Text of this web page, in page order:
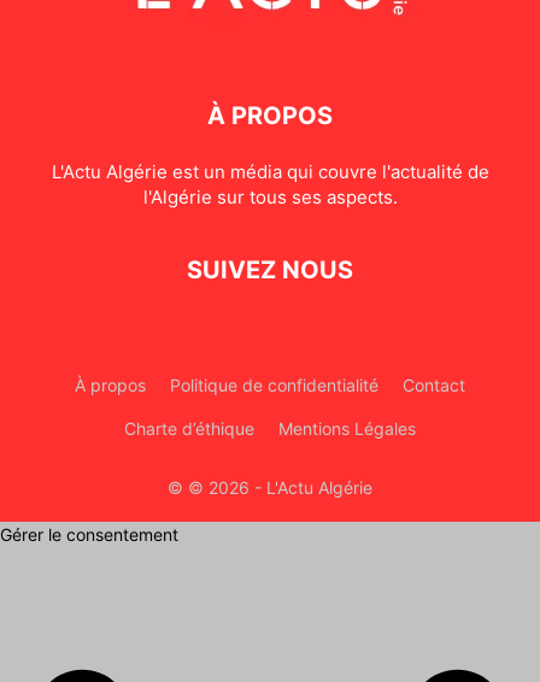
À PROPOS
L'Actu Algérie est un média qui couvre l'actualité de
l'Algérie sur tous ses aspects.
SUIVEZ NOUS
À propos Politique de confidentialité Contact
Charte d’éthique Mentions Légales
© © 2026 - L'Actu Algérie
Gérer le consentement